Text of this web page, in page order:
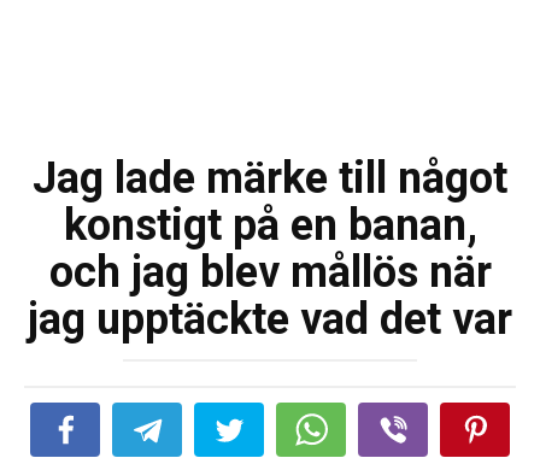
Jag lade märke till något
konstigt på en banan,
och jag blev mållös när
jag upptäckte vad det var